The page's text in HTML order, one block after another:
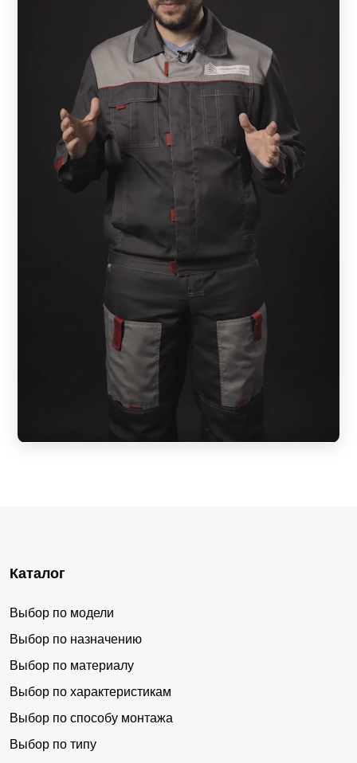
Каталог
Выбор по модели
Выбор по назначению
Выбор по материалу
Выбор по характеристикам
Выбор по способу монтажа
Выбор по типу